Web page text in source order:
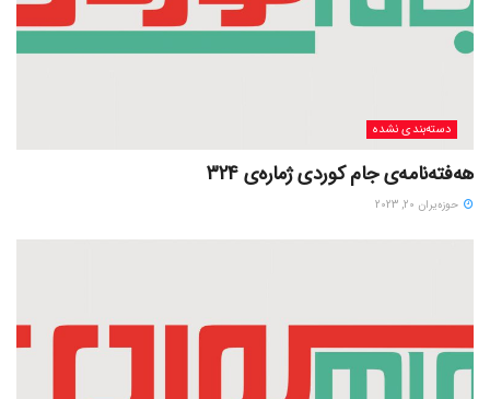
دسته‌بندی نشده
هەفتەنامەی جام کوردی ژمارەی 324
حوزه‌یران 20, 2023